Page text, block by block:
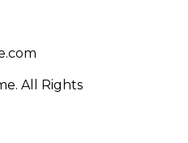
All Rights